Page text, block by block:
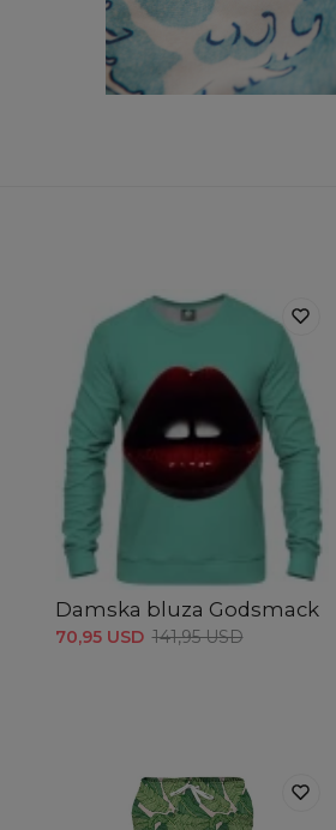
Damska bluza Godsmack
70,95 USD 141,95 USD